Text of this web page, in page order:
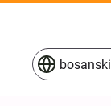
bosanski